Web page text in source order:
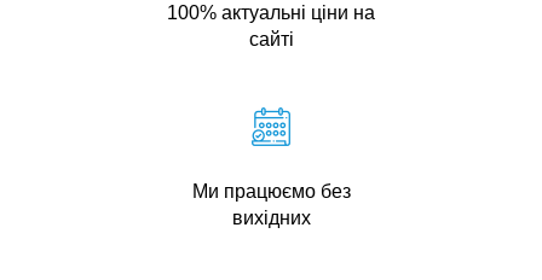
100% актуальні ціни на
сайті
Ми працюємо без
вихідних